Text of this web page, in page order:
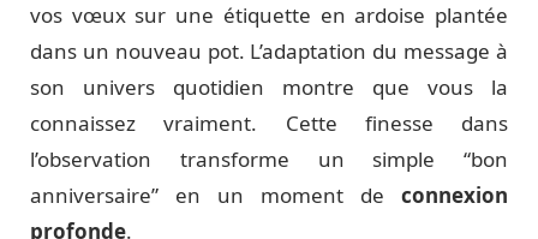
vos vœux sur une étiquette en ardoise plantée
dans un nouveau pot. L’adaptation du message à
son univers quotidien montre que vous la
connaissez vraiment. Cette finesse dans
l’observation transforme un simple “bon
anniversaire” en un moment de connexion
profonde.